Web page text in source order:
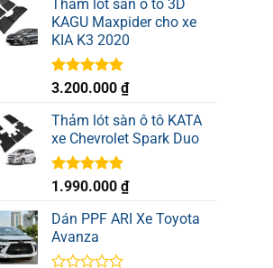
Thảm lót sàn ô tô 3D
KAGU Maxpider cho xe
KIA K3 2020
Được xếp
5 sao
3.200.000 ₫
Thảm lót sàn ô tô KATA
xe Chevrolet Spark Duo
Được xếp
5 sao
1.990.000 ₫
Dán PPF ARI Xe Toyota
Avanza